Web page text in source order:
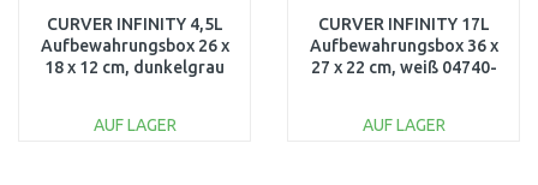
CURVER INFINITY 4,5L
Aufbewahrungsbox 26 x
18 x 12 cm, dunkelgrau
AUF LAGER
CURVER INFINITY 17L
Aufbewahrungsbox 36 x
27 x 22 cm, weiß 04740-
AUF LAGER